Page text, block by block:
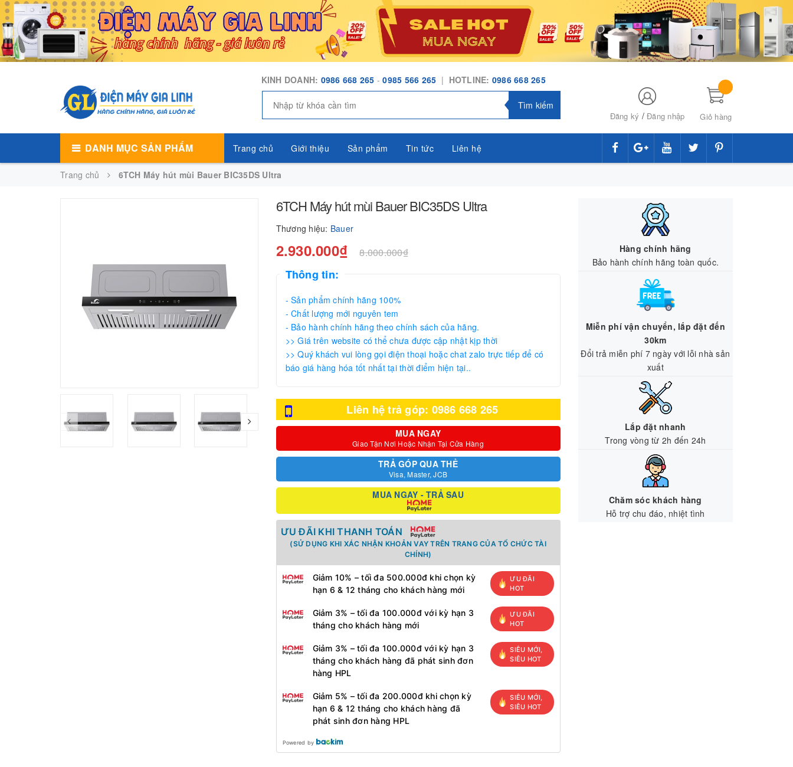
KINH DOANH: 0986 668 265 -0985 566 265 | HOTLINE: 0986 668 265
Tìm kiếm
Đăng ký /Đăng nhập Giỏ hàng
DANH MỤC SẢN PHẨM Trang chủ Giới thiệu Sản phẩm Tin tức Liên hệ
Trang chủ 6TCH Máy hút mùi Bauer BIC35DS Ultra
6TCH Máy hút mùi Bauer BIC35DS Ultra
Thương hiệu: Bauer
2.930.000₫ 8.000.000₫
Thông tin:
- Sản phẩm chính hãng 100%
- Chất lượng mới nguyên tem
- Bảo hành chính hãng theo chính sách của hãng.
>> Giá trên website có thể chưa được cập nhật kịp thời
>> Quý khách vui lòng gọi điện thoại hoặc chat zalo trực tiếp để có
báo giá hàng hóa tốt nhất tại thời điểm hiện tại..
Liên hệ trả góp: 0986 668 265
MUA NGAY
Giao Tận Nơi Hoặc Nhận Tại Cửa Hàng
TRẢ GÓP QUA THẺ
Visa, Master, JCB
MUA NGAY - TRẢ SAU
ƯU ĐÃI KHI THANH TOÁN
(SỬ DỤNG KHI XÁC NHẬN KHOẢN VAY TRÊN TRANG CỦA TỔ CHỨC TÀI
CHÍNH)
Giảm 10% – tối đa 500.000đ khi chọn kỳ
hạn 6 & 12 tháng cho khách hàng mới
ƯU ĐÃI
HOT
Giảm 3% – tối đa 100.000đ với kỳ hạn 3
tháng cho khách hàng mới
ƯU ĐÃI
HOT
Giảm 3% – tối đa 100.000đ với kỳ hạn 3
tháng cho khách hàng đã phát sinh đơn
hàng HPL
SIÊU MỚI,
SIÊU HOT
Giảm 5% – tối đa 200.000đ khi chọn kỳ
hạn 6 & 12 tháng cho khách hàng đã
phát sinh đơn hàng HPL
SIÊU MỚI,
SIÊU HOT
Powered by
Hàng chính hãng
Bảo hành chính hãng toàn quốc.
Miễn phí vận chuyển, lắp đặt đến
30km
Đổi trả miễn phí 7 ngày với lỗi nhà sản
xuất
Lắp đặt nhanh
Trong vòng từ 2h đến 24h
Chăm sóc khách hàng
Hỗ trợ chu đáo, nhiệt tình